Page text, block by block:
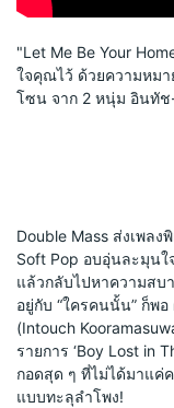
"Let Me Be Your
ใจคุณไว้ ด้วยความหมา
โซน จาก 2 หนุ่ม อินทัช
Double Mass ส่งเพลง
Soft Pop อบอุ่นละมุน
แล้วกลับไปหาความสบ
อยู่กับ “ใครคนนั้น” ก็พ
(Intouch
รายการ ‘Boy Lost in
กอดสุด ๆ ที่ไม่ได้มาแ
แบบทะลุลำโพง!